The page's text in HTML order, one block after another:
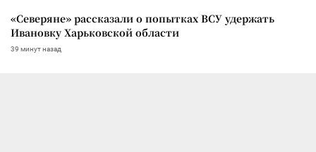
«Северяне» рассказали о попытках ВСУ удержать
Ивановку Харьковской области
39 минут назад